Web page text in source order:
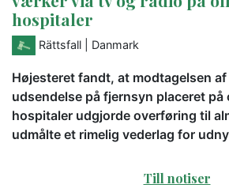
hospitaler
Rättsfall | Danmark
Højesteret fandt, at modtagelsen
udsendelse på fjernsyn placeret
hospitaler udgjorde overføring til
udmålte et rimelig vederlag for
Till notiser